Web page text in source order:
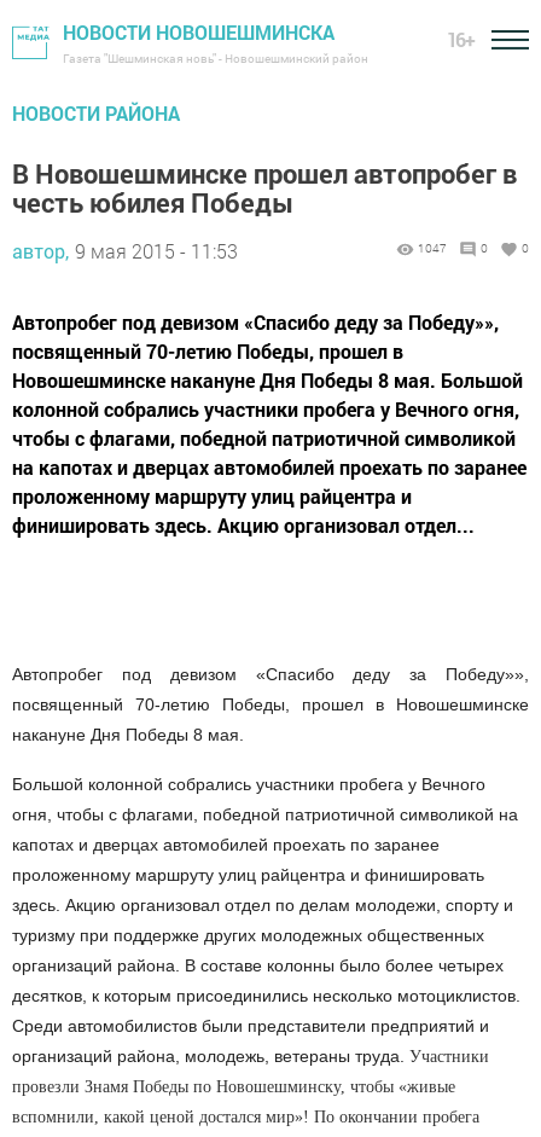
НОВОСТИ НОВОШЕШМИНСКА
Газета "Шешминская новь" - Новошешминский район
16+
НОВОСТИ РАЙОНА
В Новошешминске прошел автопробег в
честь юбилея Победы
автор, 9 мая 2015 - 11:53 1047 0 0
Автопробег под девизом «Спасибо деду за Победу»»,
посвященный 70-летию Победы, прошел в
Новошешминске накануне Дня Победы 8 мая. Большой
колонной собрались участники пробега у Вечного огня,
чтобы с флагами, победной патриотичной символикой
на капотах и дверцах автомобилей проехать по заранее
проложенному маршруту улиц райцентра и
финишировать здесь. Акцию организовал отдел...
Автопробег под девизом «Спасибо деду за Победу»»,
посвященный 70-летию Победы, прошел в Новошешминске
накануне Дня Победы 8 мая.
Большой колонной собрались участники пробега у Вечного
огня, чтобы с флагами, победной патриотичной символикой на
капотах и дверцах автомобилей проехать по заранее
проложенному маршруту улиц райцентра и финишировать
здесь. Акцию организовал отдел по делам молодежи, спорту и
туризму при поддержке других молодежных общественных
организаций района. В составе колонны было более четырех
десятков, к которым присоединились несколько мотоциклистов.
Среди автомобилистов были представители предприятий и
организаций района, молодежь, ветераны труда. Участники
провезли Знамя Победы по Новошешминску, чтобы «живые
вспомнили, какой ценой достался мир»! По окончании пробега